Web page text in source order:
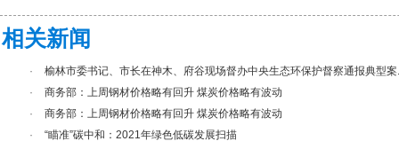
相关新闻
·
榆林市委书记、市长在神木、府谷现场督办中央生态环保护督察通报典型案
·
商务部：上周钢材价格略有回升 煤炭价格略有波动
·
商务部：上周钢材价格略有回升 煤炭价格略有波动
·
“瞄准”碳中和：2021年绿色低碳发展扫描